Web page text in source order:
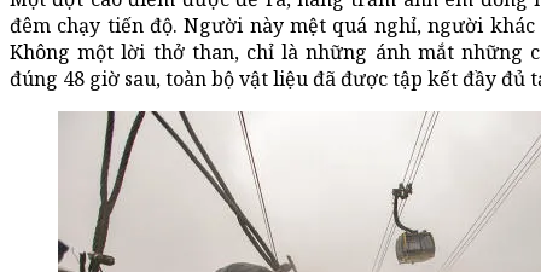
đêm chạy tiến độ. Người này mệt quá nghỉ, người
Không một lời thở than, chỉ là những ánh mắt những
đúng 48 giờ sau, toàn bộ vật liệu đã được tập kết đầy đủ